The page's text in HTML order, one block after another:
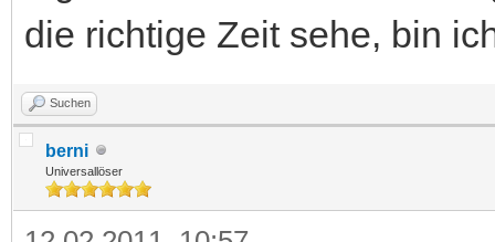
die richtige Zeit sehe, bin
Suchen
berni
Universallöser